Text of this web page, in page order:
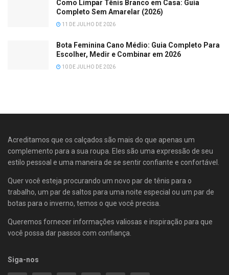
Como Limpar Tênis Branco em Casa: Guia
Completo Sem Amarelar (2026)
11 DE JULHO DE 2026
Bota Feminina Cano Médio: Guia Completo Para
Escolher, Medir e Combinar em 2026
10 DE JULHO DE 2026
Acreditamos que os calçados são mais do que apenas um
complemento para a sua roupa. Eles são uma expressão de seu
estilo pessoal e uma maneira de se sentir confiante e confortável.
Quer você esteja procurando um novo par de tênis para o
trabalho, um par de saltos para uma noite especial ou um par de
botas para o inverno, temos o que você precisa.
Queremos fornecer informações valiosas e inspiração para que
você possa dar passos com confiança.
Siga-nos